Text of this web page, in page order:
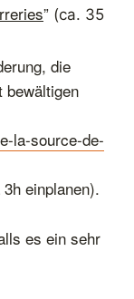
” (ca. 35
die
bewältigen
la-source-de-
einplanen).
es ein sehr